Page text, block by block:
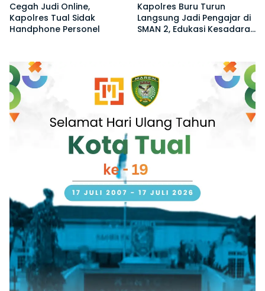
Cegah Judi Online,
Kapolres Tual Sidak
Handphone Personel
Kapolres Buru Turun
Langsung Jadi Pengajar di
SMAN 2, Edukasi Kesadaran